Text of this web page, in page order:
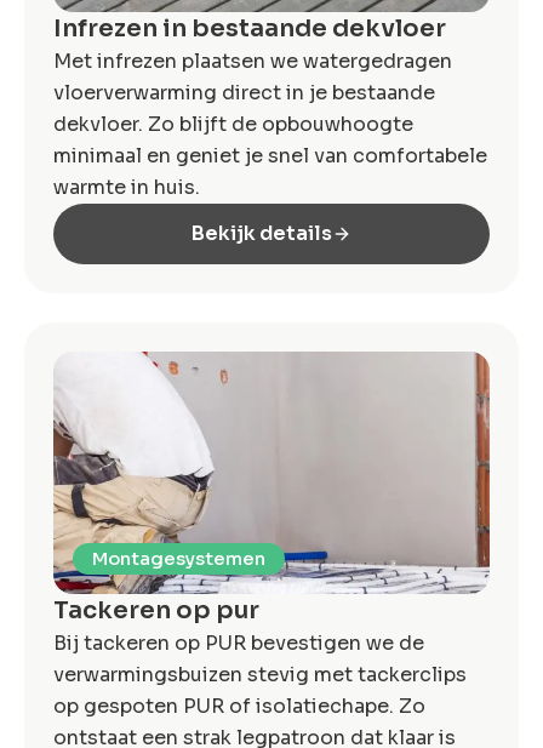
Infrezen in bestaande dekvloer
Met infrezen plaatsen we watergedragen
vloerverwarming direct in je bestaande
dekvloer. Zo blijft de opbouwhoogte
minimaal en geniet je snel van comfortabele
warmte in huis.
Bekijk details
Montagesystemen
Tackeren op pur
Bij tackeren op PUR bevestigen we de
verwarmingsbuizen stevig met tackerclips
op gespoten PUR of isolatiechape. Zo
ontstaat een strak legpatroon dat klaar is